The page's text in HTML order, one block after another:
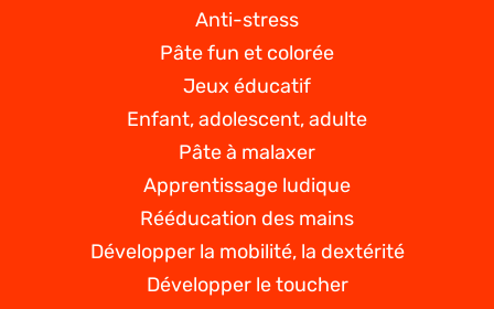
Anti-stress
Pâte fun et colorée
Jeux éducatif
Enfant, adolescent, adulte
Pâte à malaxer
Apprentissage ludique
Rééducation des mains
Développer la mobilité, la dextérité
Développer le toucher